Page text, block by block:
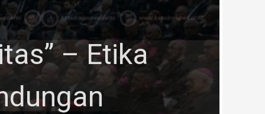
– Etika